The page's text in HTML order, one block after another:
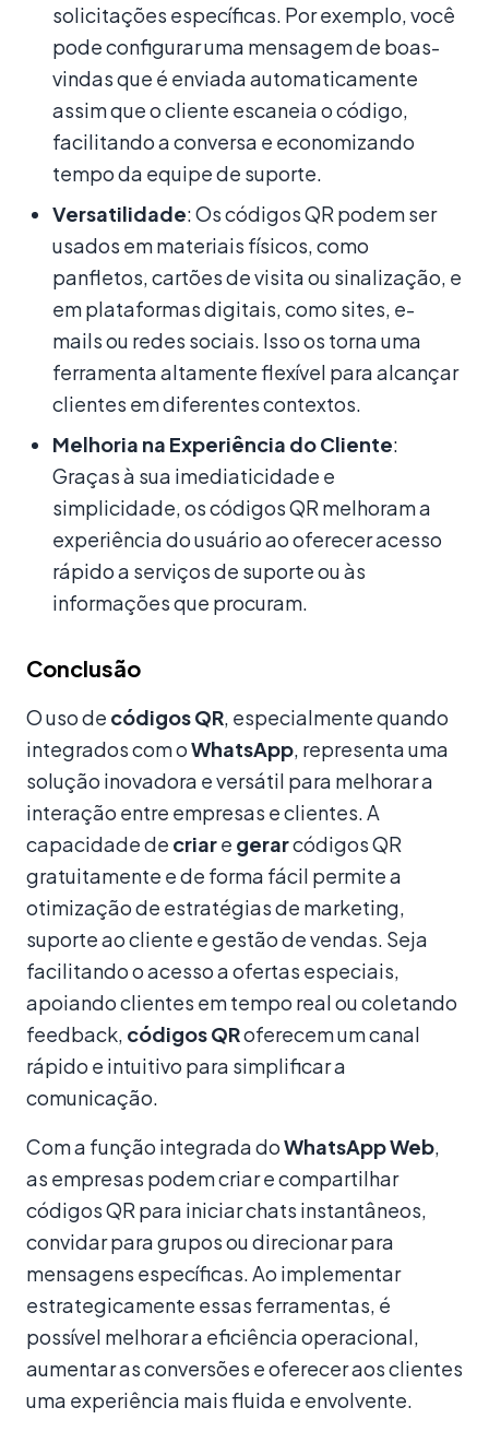
solicitações específicas. Por exemplo, você
pode configurar uma mensagem de boas-
vindas que é enviada automaticamente
assim que o cliente escaneia o código,
facilitando a conversa e economizando
tempo da equipe de suporte.
Versatilidade: Os códigos QR podem ser
usados em materiais físicos, como
panfletos, cartões de visita ou sinalização, e
em plataformas digitais, como sites, e-
mails ou redes sociais. Isso os torna uma
ferramenta altamente flexível para alcançar
clientes em diferentes contextos.
Melhoria na Experiência do Cliente:
Graças à sua imediaticidade e
simplicidade, os códigos QR melhoram a
experiência do usuário ao oferecer acesso
rápido a serviços de suporte ou às
informações que procuram.
Conclusão
O uso de códigos QR , especialmente quando
integrados com oWhatsApp , representa uma
solução inovadora e versátil para melhorar a
interação entre empresas e clientes. A
capacidade de criare gerarcódigos QR
gratuitamente e de forma fácil permite a
otimização de estratégias de marketing,
suporte ao cliente e gestão de vendas. Seja
facilitando o acesso a ofertas especiais,
apoiando clientes em tempo real ou coletando
feedback, códigos QRoferecem um canal
rápido e intuitivo para simplificar a
comunicação.
Com a função integrada doWhatsApp Web
as empresas podem criar e compartilhar
códigos QR para iniciar chats instantâneos,
convidar para grupos ou direcionar para
mensagens específicas. Ao implementar
estrategicamente essas ferramentas, é
possível melhorar a eficiência operacional,
aumentar as conversões e oferecer aos clientes
uma experiência mais fluida e envolvente.